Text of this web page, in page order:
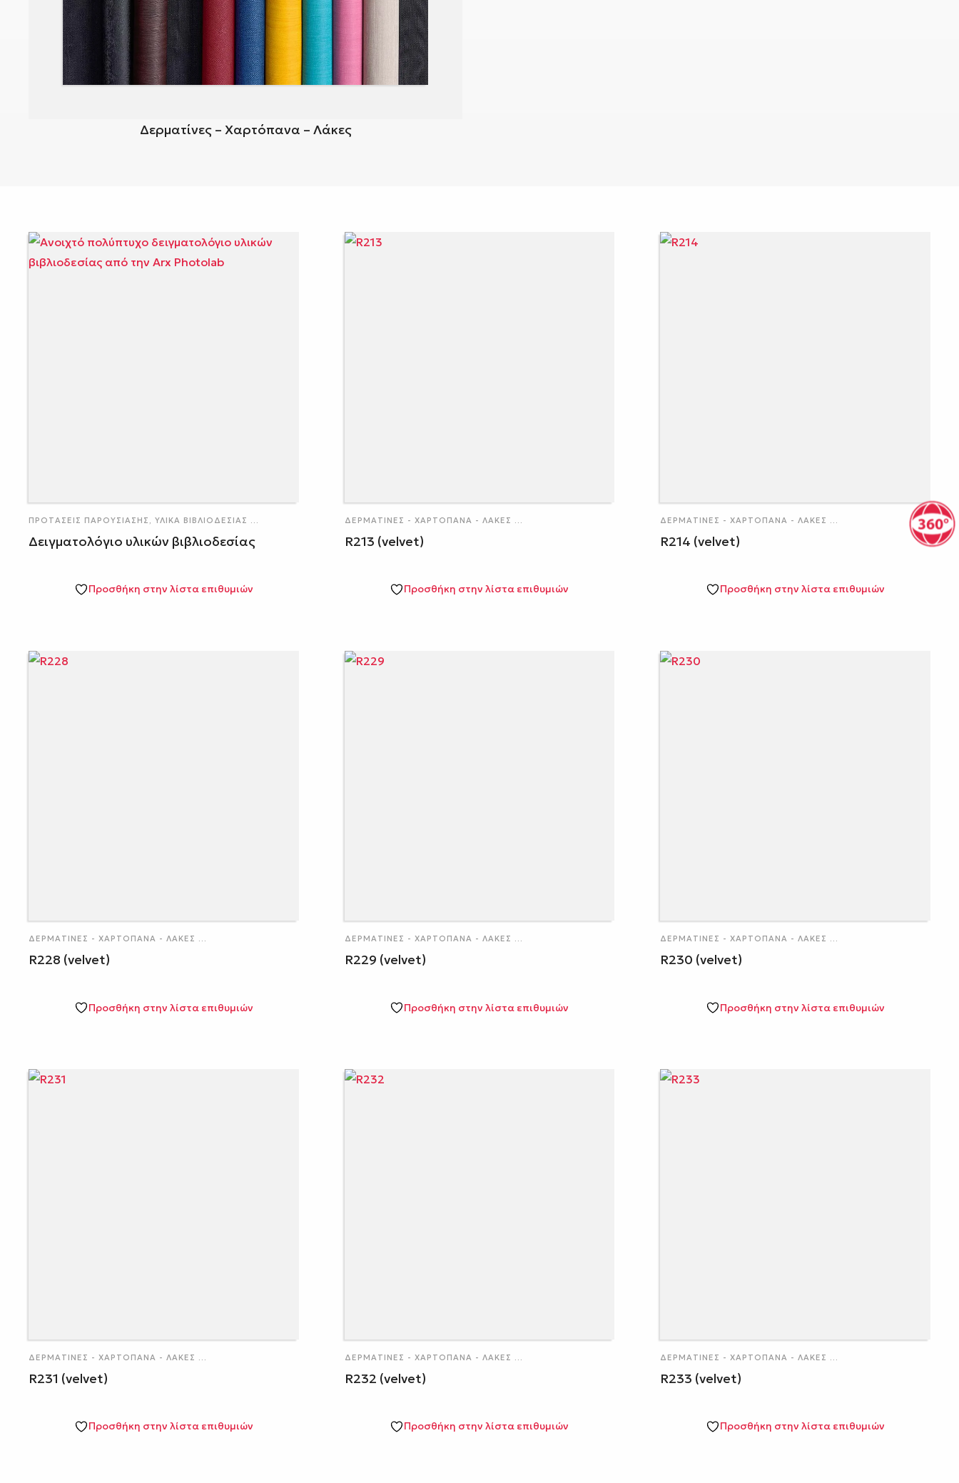
Δερματίνες – Χαρτόπανα – Λάκες
ΠΡΟΤΆΣΕΙΣ ΠΑΡΟΥΣΊΑΣΗΣ ΥΛΙΚΆ ΒΙΒΛΙΟΔΕΣΊΑΣ
Δειγματολόγιο υλικών βιβλιοδεσίας
Προσθήκη στην λίστα επιθυμιών
ΔΕΡΜΑΤΊΝΕΣ - ΧΑΡΤΌΠΑΝΑ - ΛΆΚΕΣ
R213 (velvet)
Προσθήκη στην λίστα επιθυμιών
ΔΕΡΜΑΤΊΝΕΣ - ΧΑΡΤΌΠΑΝΑ - ΛΆΚΕΣ
R214 (velvet)
Προσθήκη στην λίστα επιθυμιών
ΔΕΡΜΑΤΊΝΕΣ - ΧΑΡΤΌΠΑΝΑ - ΛΆΚΕΣ ...
R228 (velvet)
Προσθήκη στην λίστα επιθυμιών
ΔΕΡΜΑΤΊΝΕΣ - ΧΑΡΤΌΠΑΝΑ - ΛΆΚΕΣ ...
R229 (velvet)
Προσθήκη στην λίστα επιθυμιών
ΔΕΡΜΑΤΊΝΕΣ - ΧΑΡΤΌΠΑΝΑ - ΛΆΚΕΣ ...
R230 (velvet)
Προσθήκη στην λίστα επιθυμιών
ΔΕΡΜΑΤΊΝΕΣ - ΧΑΡΤΌΠΑΝΑ - ΛΆΚΕΣ ...
R231 (velvet)
Προσθήκη στην λίστα επιθυμιών
ΔΕΡΜΑΤΊΝΕΣ - ΧΑΡΤΌΠΑΝΑ - ΛΆΚΕΣ ...
R232 (velvet)
Προσθήκη στην λίστα επιθυμιών
ΔΕΡΜΑΤΊΝΕΣ - ΧΑΡΤΌΠΑΝΑ - ΛΆΚΕΣ ...
R233 (velvet)
Προσθήκη στην λίστα επιθυμιών